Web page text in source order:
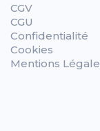
CGV
CGU
Confidentialité
Cookies
Mentions